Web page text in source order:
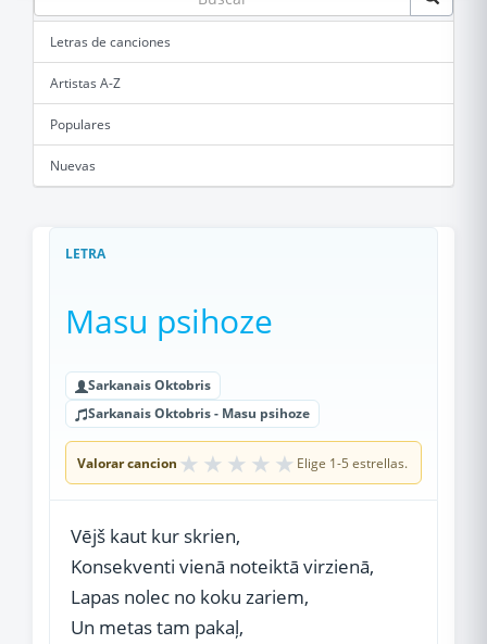
Letras de canciones
Artistas A-Z
Populares
Nuevas
LETRA
Masu psihoze
Sarkanais Oktobris
Sarkanais Oktobris - Masu psihoze
Valorar cancion ★ ★ ★ ★ ★ Elige 1-5 estrellas.
Vējš kaut kur skrien,
Konsekventi vienā noteiktā virzienā,
Lapas nolec no koku zariem,
Un metas tam pakaļ,